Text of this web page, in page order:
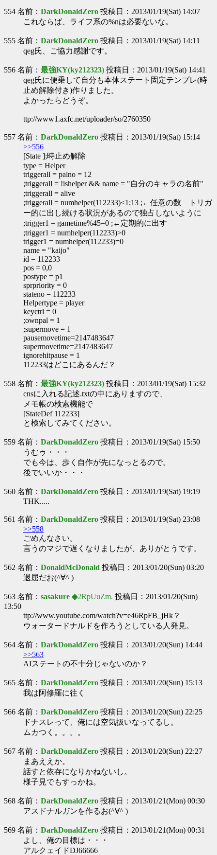
554 名前： DarkDonaldZero 投稿日：2013/01/19(Sat) 14:07
これならば、ライフ系の%nは必要ないな。
555 名前： DarkDonaldZero 投稿日：2013/01/19(Sat) 14:11
qeg氏、ご協力感謝です。
556 名前： 最強KY(ky212323) 投稿日：2013/01/19(Sat) 14:41
qeg氏に便乗して自分も本体ステート固定テンプレ(時
止め解除付き)作りました。
よかったらどうぞ。
ttp://www1.axfc.net/uploader/so/2760350
557 名前： DarkDonaldZero 投稿日：2013/01/19(Sat) 15:14
>>556
[State ];時止め解除
type = Helper
triggerall = palno = 12
;triggerall = !ishelper && name = "自分のキャラの名前"
;triggerall = alive
;triggerall = numhelper(112233)<1;13 ;←任意の数 トリガ
ー的に出し続ける状況があるので独占しないように
;trigger1 = gametime%45=0 ;←定期的に出す
;trigger1 = numhelper(112233)>0
trigger1 = numhelper(112233)=0
name = "kaijo"
id = 112233
pos = 0,0
postype = p1
sprpriority = 0
stateno = 112233
Helpertype = player
keyctrl = 0
;ownpal = 1
;supermove = 1
pausemovetime=2147483647
supermovetime=2147483647
ignorehitpause = 1
112233はどこにあるんだ？
558 名前： 最強KY(ky212323) 投稿日：2013/01/19(Sat) 15:32
cnsに入れる記述.txtの中にありますので、
メモ帳の検索機能で
[StateDef 112233]
と検索してみてください。
559 名前： DarkDonaldZero 投稿日：2013/01/19(Sat) 15:50
うむゥ・・・
でも今は、歩く自作が先になっとるので。
後でいいか・・・
560 名前： DarkDonaldZero 投稿日：2013/01/19(Sat) 19:19
THK.....
561 名前： DarkDonaldZero 投稿日：2013/01/19(Sat) 23:08
>>558
ごめんなさい。
言うのマジで遅くなりましたが、ありがとうです。
562 名前： DonaldMcDonald 投稿日：2013/01/20(Sun) 03:20
退屈だお(^∀^ )
563 名前： sasakure ◆2RpUuZm. 投稿日：2013/01/20(Sun)
13:50
ttp://www.youtube.com/watch?v=e46RpFB_jHk？
ウォータードナルドを作ろうとしている人発見。
564 名前： DarkDonaldZero 投稿日：2013/01/20(Sun) 14:44
>>563
AIステートの不十分じゃないのか？
565 名前： DarkDonaldZero 投稿日：2013/01/20(Sun) 15:13
我は阿修羅に往く
566 名前： DarkDonaldZero 投稿日：2013/01/20(Sun) 22:25
ドナスレって、俺には空気扱いなってるし。
ムカつく。。。。
567 名前： DarkDonaldZero 投稿日：2013/01/20(Sun) 22:27
まあええか。
話すと依存になりかねないし。
様子見でもすっかね。
568 名前： DarkDonaldZero 投稿日：2013/01/21(Mon) 00:30
アスドナルガンを作るお(^∀^ )
569 名前： DarkDonaldZero 投稿日：2013/01/21(Mon) 00:31
よし、俺の目標は・・・
アルクェイドDJ66666